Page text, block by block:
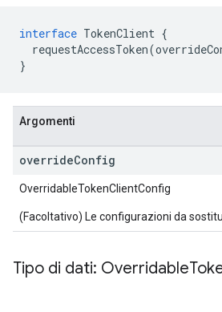
interface TokenClient {
requestAccessToken(
}
Argomenti
overrideConfig
OverridableTokenClientConfig
(Facoltativo) Le configurazioni da
Tipo di dati: Overridable